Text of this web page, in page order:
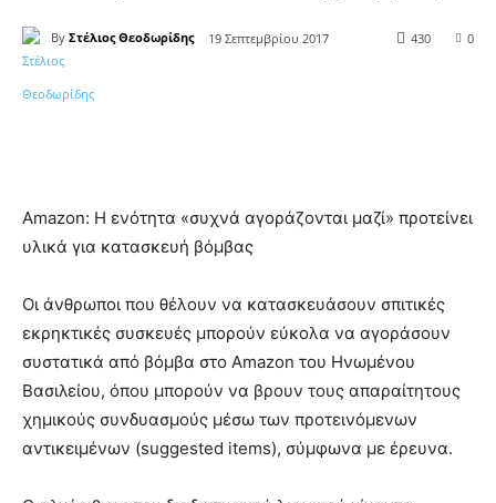
By Στέλιος Θεοδωρίδης 19 Σεπτεμβρίου 2017 0
430
Amazon: Η ενότητα «συχνά αγοράζονται μαζί» προτείνει
υλικά για κατασκευή βόμβας
Οι άνθρωποι που θέλουν να κατασκευάσουν σπιτικές
εκρηκτικές συσκευές μπορούν εύκολα να αγοράσουν
συστατικά από βόμβα στο Amazon του Ηνωμένου
Βασιλείου, όπου μπορούν να βρουν τους απαραίτητους
χημικούς συνδυασμούς μέσω των προτεινόμενων
αντικειμένων (suggested items), σύμφωνα με έρευνα.